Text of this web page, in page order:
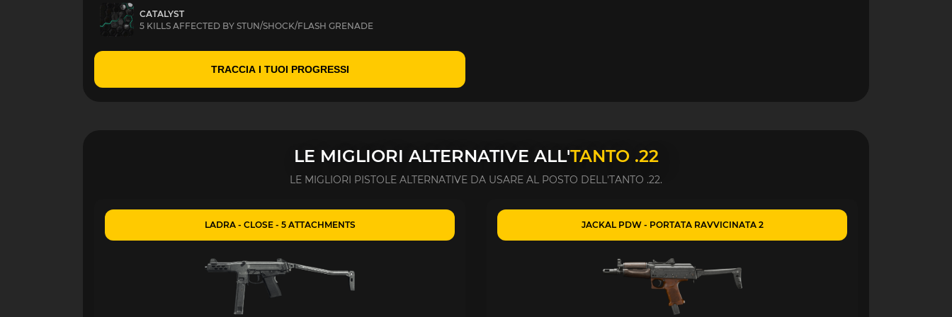
CATALYST
5 KILLS AFFECTED BY STUN/SHOCK/FLASH GRENADE
TRACCIA I TUOI PROGRESSI
LE MIGLIORI ALTERNATIVE ALL'TANTO .22
LE MIGLIORI PISTOLE ALTERNATIVE DA USARE AL POSTO DELL'TANTO .22.
LADRA - CLOSE - 5 ATTACHMENTS JACKAL PDW - PORTATA RAVVICINATA 2